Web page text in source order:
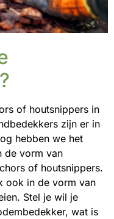
of houtsnippers in
zijn er in
hebben we het
de vorm van
of houtsnippers.
ook in de vorm van
Stel je wil je
wat is